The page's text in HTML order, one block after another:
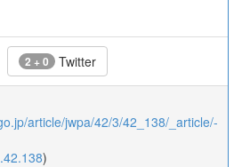
2 + 0 Twitter
article/jwpa/42/3/42_138/_article/-
)